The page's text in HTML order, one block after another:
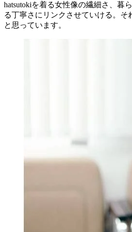
hatsutokiを着る女性像の繊細さ、暮
る丁寧さにリンクさせていける。そ
と思っています。